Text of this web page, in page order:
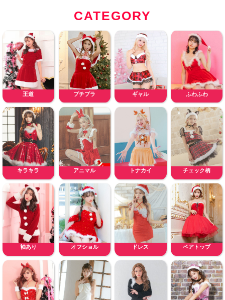
CATEGORY
王道 プチプラ ギャル ふわふわ
キラキラ アニマル トナカイ チェック柄
袖あり オフショル ドレス ベアトップ